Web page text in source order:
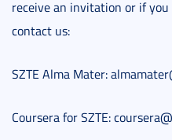
receive an invitation or if
contact us:
SZTE Alma Mater:
Coursera for SZTE: